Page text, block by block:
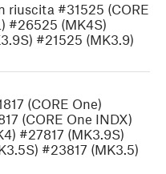
riuscita #31525 (CORE
#26525 (MK4S)
#21525 (MK3.9)
(CORE One)
(CORE One INDX)
#27817 (MK3.9S)
#23817 (MK3.5)